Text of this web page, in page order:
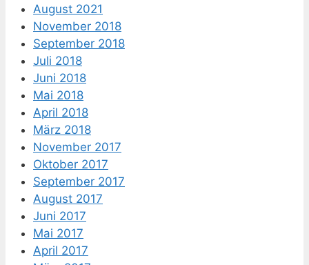
August 2021
November 2018
September 2018
Juli 2018
Juni 2018
Mai 2018
April 2018
März 2018
November 2017
Oktober 2017
September 2017
August 2017
Juni 2017
Mai 2017
April 2017